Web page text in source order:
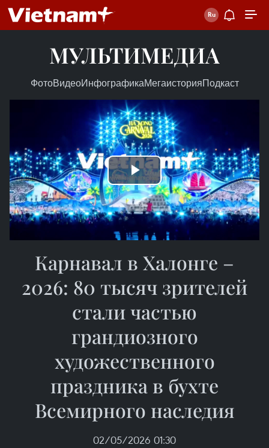
МУЛЬТИМЕДИА
ФотоВидеоИнфографикаМегаисторияПодкаст
Play
Video
Карнавал в Халонге –
2026: 80 тысяч зрителей
стали частью
грандиозного
художественного
праздника в бухте
Всемирного наследия
02/05/2026 01:30